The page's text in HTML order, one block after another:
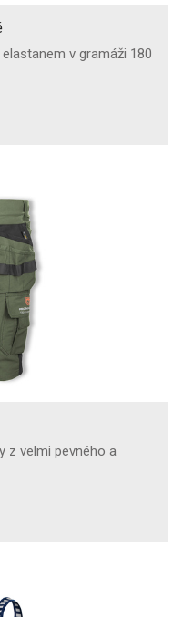
v gramáži 180
z velmi pevného a